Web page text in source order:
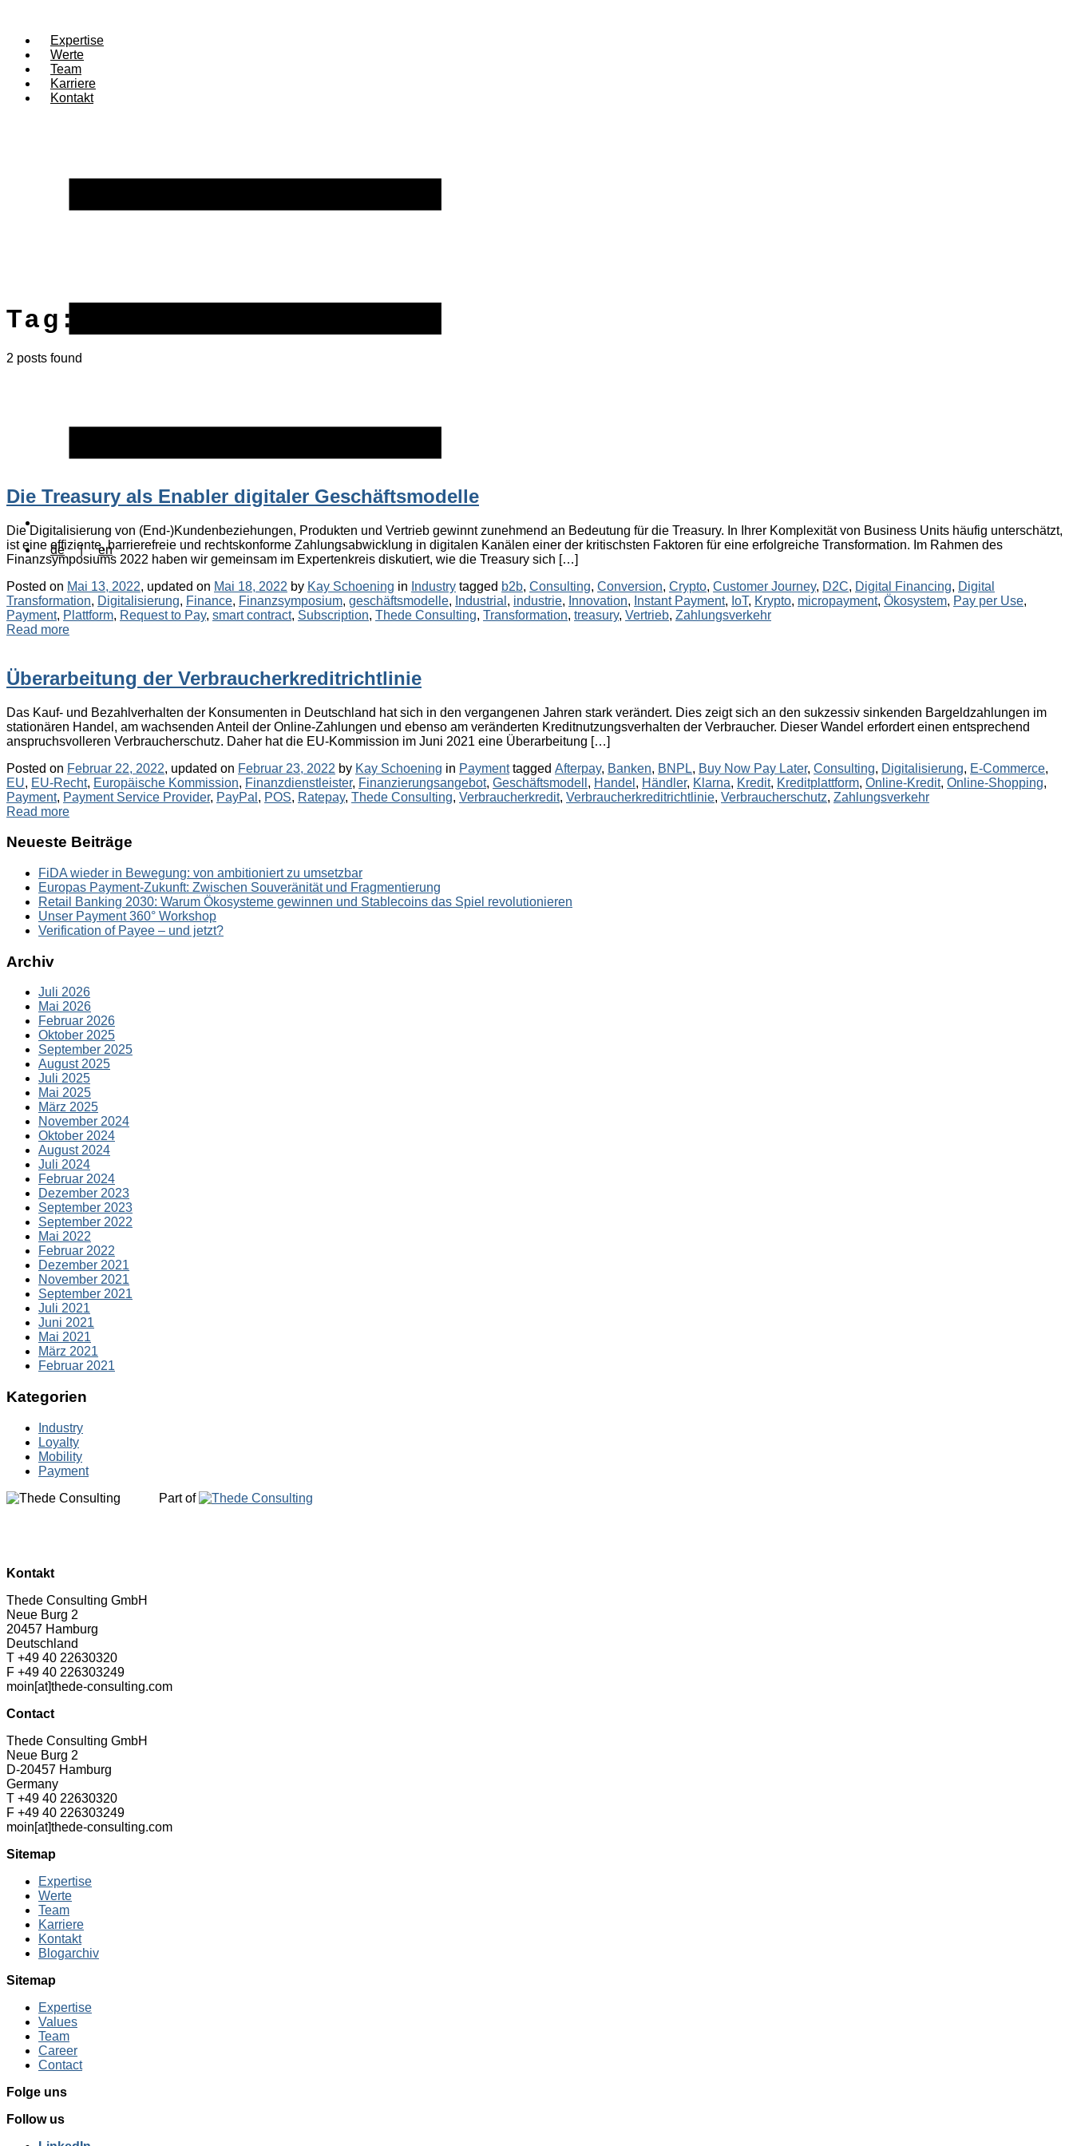
Expertise
Werte
Team
Karriere
Kontakt
de | en
Tag:
2 posts found
Die Treasury als Enabler digitaler Geschäftsmodelle
Die Digitalisierung von (End-)Kundenbeziehungen, Produkten und Vertrieb gewinnt zunehmend an Bedeutung für die Treasury. In Ihrer Komplexität von Business Units häufig unterschätzt,
ist eine effiziente, barrierefreie und rechtskonforme Zahlungsabwicklung in digitalen Kanälen einer der kritischsten Faktoren für eine erfolgreiche Transformation. Im Rahmen des
Finanzsymposiums 2022 haben wir gemeinsam im Expertenkreis diskutiert, wie die Treasury sich […]
Posted on Mai 13, 2022, updated on Mai 18, 2022 by Kay Schoening in Categories
Industry tagged Tags
b2b, Consulting, Conversion, Crypto, Customer Journey, D2C, Digital Financing, Digital
Transformation, Digitalisierung, Finance, Finanzsymposium, geschäftsmodelle, Industrial , industrie, Innovation, Instant Payment, IoT, Krypto, micropayment, Ökosystem, Pay per Use,
Payment, Plattform, Request to Pay, smart contract, Subscription, Thede Consulting, Transformation, treasury, Vertrieb, Zahlungsverkehr
Read more
Überarbeitung der Verbraucherkreditrichtlinie
Das Kauf- und Bezahlverhalten der Konsumenten in Deutschland hat sich in den vergangenen Jahren stark verändert. Dies zeigt sich an den sukzessiv sinkenden Bargeldzahlungen im
stationären Handel, am wachsenden Anteil der Online-Zahlungen und ebenso am veränderten Kreditnutzungsverhalten der Verbraucher. Dieser Wandel erfordert einen entsprechend
anspruchsvolleren Verbraucherschutz. Daher hat die EU-Kommission im Juni 2021 eine Überarbeitung […]
Posted on Februar 22, 2022, updated on Februar 23, 2022 by Kay Schoening in Categories
Paymenttagged Tags
Afterpay, Banken, BNPL, Buy Now Pay Later, Consulting, Digitalisierung, E-Commerce,
EU, EU-Recht, Europäische Kommission, Finanzdienstleister, Finanzierungsangebot, Geschäftsmodell , Handel , Händler, Klarna, Kredit, Kreditplattform, Online-Kredit, Online-Shopping,
Payment, Payment Service Provider, PayPal , POS, Ratepay, Thede Consulting, Verbraucherkredit, Verbraucherkreditrichtlinie, Verbraucherschutz, Zahlungsverkehr
Read more
Neueste Beiträge
FiDA wieder in Bewegung: von ambitioniert zu umsetzbar
Europas Payment-Zukunft: Zwischen Souveränität und Fragmentierung
Retail Banking 2030: Warum Ökosysteme gewinnen und Stablecoins das Spiel revolutionieren
Unser Payment 360° Workshop
Verification of Payee – und jetzt?
Archiv
Juli 2026
Mai 2026
Februar 2026
Oktober 2025
September 2025
August 2025
Juli 2025
Mai 2025
März 2025
November 2024
Oktober 2024
August 2024
Juli 2024
Februar 2024
Dezember 2023
September 2023
September 2022
Mai 2022
Februar 2022
Dezember 2021
November 2021
September 2021
Juli 2021
Juni 2021
Mai 2021
März 2021
Februar 2021
Kategorien
Industry
Loyalty
Mobility
Payment
Part of
Kontakt
Thede Consulting GmbH
Neue Burg 2
20457 Hamburg
Deutschland
T +49 40 22630320
F +49 40 226303249
moin[at]thede-consulting.com
Contact
Thede Consulting GmbH
Neue Burg 2
D-20457 Hamburg
Germany
T +49 40 22630320
F +49 40 226303249
moin[at]thede-consulting.com
Sitemap
Expertise
Werte
Team
Karriere
Kontakt
Blogarchiv
Sitemap
Expertise
Values
Team
Career
Contact
Folge uns
Follow us